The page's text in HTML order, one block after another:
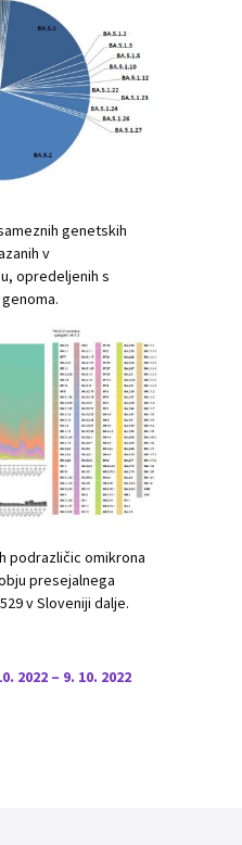
genetskih
v
opredeljenih s
podrazličic omikrona
presejalnega
v Sloveniji dalje.
2022 – 9. 10. 2022